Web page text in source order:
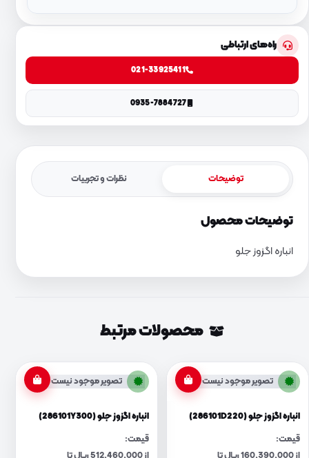
راه‌های ارتباطی
021-33925411
0935-7884727
توضیحات نظرات و تجربیات
توضیحات محصول
انباره اگزوز جلو
محصولات مرتبط
تصویر موجود نیست
انباره اگزوز جلو (286101D220)
قیمت:
تصویر موجود نیست
انباره اگزوز جلو (286101Y300)
قیمت: